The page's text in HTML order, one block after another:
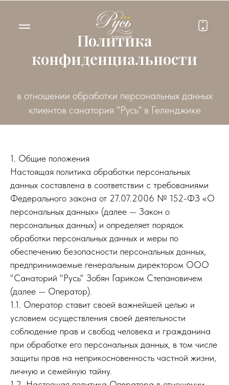
Политика
конфиденциальности
в отношении обработки персональных данных
клиентов санатория "Русь" в Геленджике
1. Общие положения
Настоящая политика обработки персональных
данных составлена в соответствии с требованиями
Федерального закона от 27.07.2006 № 152-ФЗ «О
персональных данных» (далее — Закон о
персональных данных) и определяет порядок
обработки персональных данных и меры по
обеспечению безопасности персональных данных,
предпринимаемые генеральным директором ООО
"Санаторий "Русь" Зобян Гариком Степановичем
(далее — Оператор).
1.1. Оператор ставит своей важнейшей целью и
условием осуществления своей деятельности
соблюдение прав и свобод человека и гражданина
при обработке его персональных данных, в том числе
защиты прав на неприкосновенность частной жизни,
личную и семейную тайну.